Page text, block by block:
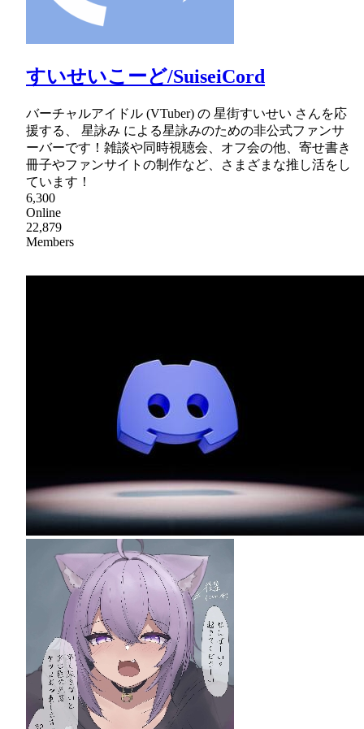
すいせいこーど/SuiseiCord
バーチャルアイドル (VTuber) の 星街すいせい さんを応
援する、 星詠み による星詠みのための非公式ファンサ
ーバーです！雑談や同時視聴会、オフ会の他、寄せ書き
冊子やファンサイトの制作など、さまざまな推し活をし
ています！
6,300
Online
22,879
Members